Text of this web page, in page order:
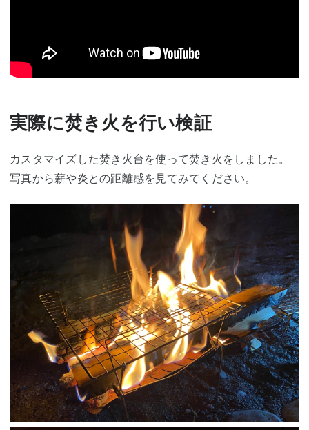
実際に焚き火を行い検証
カスタマイズした焚き火台を使って焚き火をしました。
写真から薪や炎との距離感を見てみてください。